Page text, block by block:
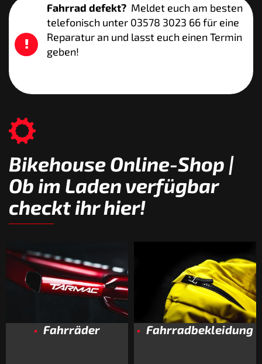
Fahrrad defekt? Meldet euch am besten
telefonisch unter 03578 3023 66 für eine
Reparatur an und lasst euch einen Termin
geben!
Bikehouse Online-Shop |
Ob im Laden verfügbar
checkt ihr hier!
Fahrräder Fahrradbekleidung